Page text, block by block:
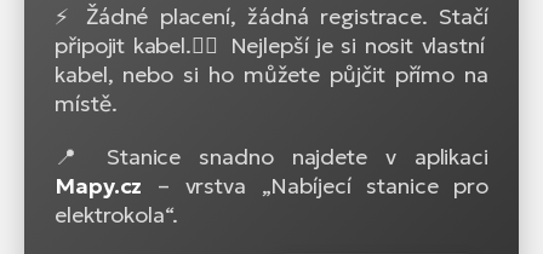
⚡ Žádné placení, žádná registrace. Stačí
připojit kabel.🚴‍♂️ Nejlepší je si nosit vlastní
kabel, nebo si ho můžete půjčit přímo na
místě.
📍 Stanice snadno najdete v aplikaci
Mapy.cz – vrstva „Nabíjecí stanice pro
elektrokola“.